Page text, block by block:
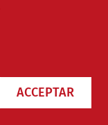
ACCEPTAR